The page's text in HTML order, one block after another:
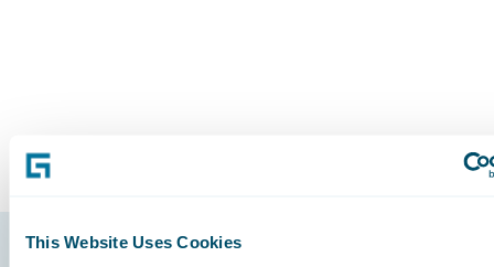
This Website Uses Cookies